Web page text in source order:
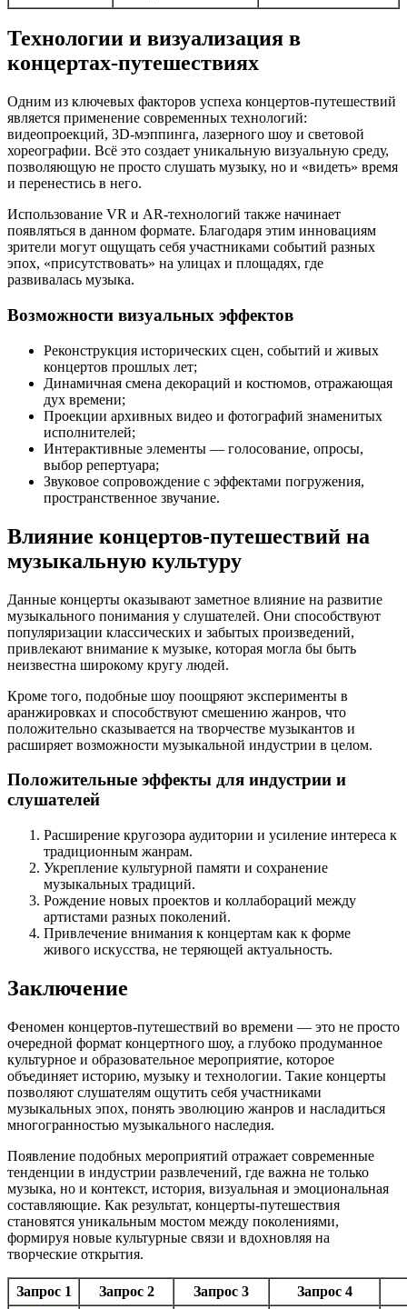
Технологии и визуализация в
концертах-путешествиях
Одним из ключевых факторов успеха концертов-путешествий
является применение современных технологий:
видеопроекций, 3D-мэппинга, лазерного шоу и световой
хореографии. Всё это создает уникальную визуальную среду,
позволяющую не просто слушать музыку, но и «видеть» время
и перенестись в него.
Использование VR и AR-технологий также начинает
появляться в данном формате. Благодаря этим инновациям
зрители могут ощущать себя участниками событий разных
эпох, «присутствовать» на улицах и площадях, где
развивалась музыка.
Возможности визуальных эффектов
Реконструкция исторических сцен, событий и живых
концертов прошлых лет;
Динамичная смена декораций и костюмов, отражающая
дух времени;
Проекции архивных видео и фотографий знаменитых
исполнителей;
Интерактивные элементы — голосование, опросы,
выбор репертуара;
Звуковое сопровождение с эффектами погружения,
пространственное звучание.
Влияние концертов-путешествий на
музыкальную культуру
Данные концерты оказывают заметное влияние на развитие
музыкального понимания у слушателей. Они способствуют
популяризации классических и забытых произведений,
привлекают внимание к музыке, которая могла бы быть
неизвестна широкому кругу людей.
Кроме того, подобные шоу поощряют эксперименты в
аранжировках и способствуют смешению жанров, что
положительно сказывается на творчестве музыкантов и
расширяет возможности музыкальной индустрии в целом.
Положительные эффекты для индустрии и
слушателей
Расширение кругозора аудитории и усиление интереса к
традиционным жанрам.
Укрепление культурной памяти и сохранение
музыкальных традиций.
Рождение новых проектов и коллабораций между
артистами разных поколений.
Привлечение внимания к концертам как к форме
живого искусства, не теряющей актуальность.
Заключение
Феномен концертов-путешествий во времени — это не просто
очередной формат концертного шоу, а глубоко продуманное
культурное и образовательное мероприятие, которое
объединяет историю, музыку и технологии. Такие концерты
позволяют слушателям ощутить себя участниками
музыкальных эпох, понять эволюцию жанров и насладиться
многогранностью музыкального наследия.
Появление подобных мероприятий отражает современные
тенденции в индустрии развлечений, где важна не только
музыка, но и контекст, история, визуальная и эмоциональная
составляющие. Как результат, концерты-путешествия
становятся уникальным мостом между поколениями,
формируя новые культурные связи и вдохновляя на
творческие открытия.
Запрос 1 Запрос 2 Запрос 3
Запрос 4